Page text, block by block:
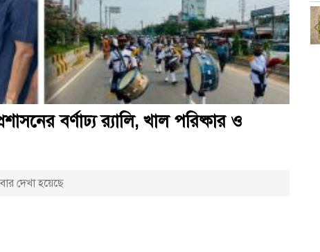
বর্ণাঢ্য র‍্যালি, খাল পরিষ্কার ও
দেখা হয়েছে